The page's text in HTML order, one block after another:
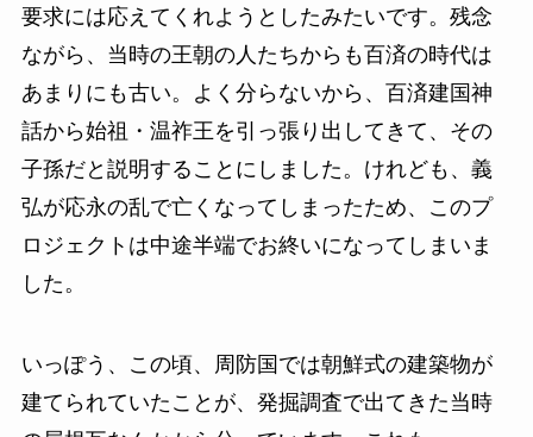
要求には応えてくれようとしたみたいです。残念
ながら、当時の王朝の人たちからも百済の時代は
あまりにも古い。よく分らないから、百済建国神
話から始祖・温祚王を引っ張り出してきて、その
子孫だと説明することにしました。けれども、義
弘が応永の乱で亡くなってしまったため、このプ
ロジェクトは中途半端でお終いになってしまいま
した。
いっぽう、この頃、周防国では朝鮮式の建築物が
建てられていたことが、発掘調査で出てきた当時